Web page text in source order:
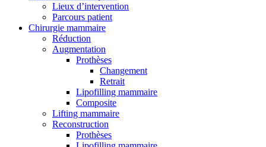
Lieux d’intervention
Parcours patient
Chirurgie mammaire
Réduction
Augmentation
Prothèses
Changement
Retrait
Lipofilling mammaire
Composite
Lifting mammaire
Reconstruction
Prothèses